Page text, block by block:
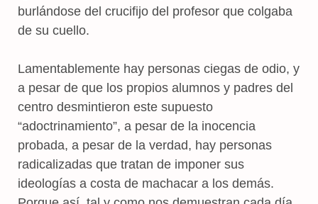
burlándose del crucifijo del profesor que colgaba
de su cuello.
Lamentablemente hay personas ciegas de odio, y
a pesar de que los propios alumnos y padres del
centro desmintieron este supuesto
“adoctrinamiento”, a pesar de la inocencia
probada, a pesar de la verdad, hay personas
radicalizadas que tratan de imponer sus
ideologías a costa de machacar a los demás.